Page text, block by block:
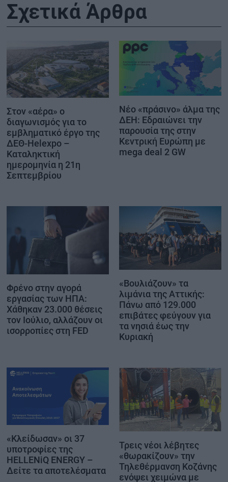
Σχετικά Άρθρα
Στον «αέρα» ο
διαγωνισμός για το
εμβληματικό έργο της
ΔΕΘ-Helexpo –
Καταληκτική
ημερομηνία η 21η
Σεπτεμβρίου
Νέο «πράσινο» άλμα της
ΔΕΗ: Εδραιώνει την
παρουσία της στην
Κεντρική Ευρώπη με
mega deal 2 GW
Φρένο στην αγορά
εργασίας των ΗΠΑ:
Χάθηκαν 23.000 θέσεις
τον Ιούλιο, αλλάζουν οι
ισορροπίες στη FED
«Βουλιάζουν» τα
λιμάνια της Αττικής:
Πάνω από 129.000
επιβάτες φεύγουν για
τα νησιά έως την
Κυριακή
«Κλείδωσαν» οι 37
υποτροφίες της
HELLENiQ ENERGY –
Δείτε τα αποτελέσματα
Τρεις νέοι λέβητες
«θωρακίζουν» την
Τηλεθέρμανση Κοζάνης
ενόψει χειμώνα με